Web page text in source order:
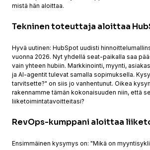
mistä hän aloittaa.
Tekninen toteuttaja aloittaa
Hyvä uutinen: HubSpot uudisti
vuonna 2026. Nyt yhdellä seat-paikalla saa
vain yhteen hubiin. Markkinointi, myynti,
ja AI-agentit tulevat samalla sopimuksella.
tarvitsette?" on siis jo vanhentunut. Oikea
rakennamme tämän kokonaisuuden niin, että
liiketoimintatavoitteitasi?
RevOps-kumppani aloittaa
Ensimmäinen kysymys on: "Mikä on